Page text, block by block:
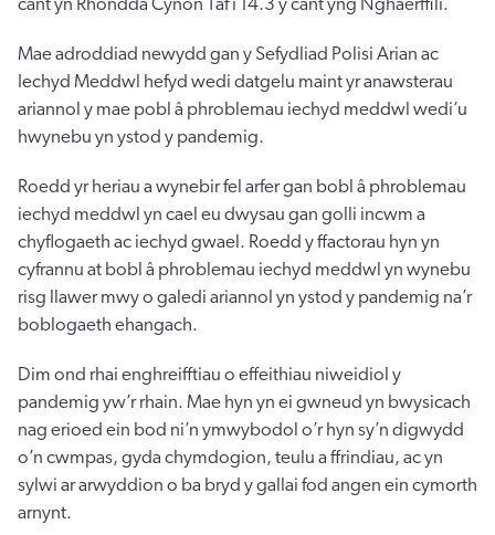
cant yn Rhondda Cynon Taf i 14.3 y cant yng Nghaerffili.
Mae adroddiad newydd gan y Sefydliad Polisi Arian ac
Iechyd Meddwl hefyd wedi datgelu maint yr anawsterau
ariannol y mae pobl â phroblemau iechyd meddwl wedi’u
hwynebu yn ystod y pandemig.
Roedd yr heriau a wynebir fel arfer gan bobl â phroblemau
iechyd meddwl yn cael eu dwysau gan golli incwm a
chyflogaeth ac iechyd gwael. Roedd y ffactorau hyn yn
cyfrannu at bobl â phroblemau iechyd meddwl yn wynebu
risg llawer mwy o galedi ariannol yn ystod y pandemig na’r
boblogaeth ehangach.
Dim ond rhai enghreifftiau o effeithiau niweidiol y
pandemig yw’r rhain. Mae hyn yn ei gwneud yn bwysicach
nag erioed ein bod ni’n ymwybodol o’r hyn sy’n digwydd
o’n cwmpas, gyda chymdogion, teulu a ffrindiau, ac yn
sylwi ar arwyddion o ba bryd y gallai fod angen ein cymorth
arnynt.